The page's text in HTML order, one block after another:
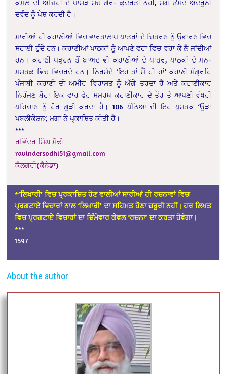
ਕਮਲ ਦੀ ਅਜਿਹੀ ਦੋ ਪਾਸੜ ਸੋਚ ਗੈਰ- ਕੁਦਰਤੀ ਨਹੀਂ, ਸਗੋਂ ਉਸਦੇ ਅੰਦਰੂਨੀ
ਦਵੰਦ ਨੂੰ ਪੇਸ਼ ਕਰਦੀ ਹੈ।
ਸਾਰੀਆਂ ਹੀ ਕਹਾਣੀਆਂ ਵਿਚ ਵਾਰਤਾਲਾਪ ਪਾਤਰਾਂ ਦੇ ਚਿਤਰਣ ਨੂੰ ਉਭਾਰਣ ਵਿਚ
ਸਹਾਈ ਹੁੰਦੇ ਹਨ। ਕਹਾਣੀਆਂ ਪਾਠਕਾਂ ਨੂੰ ਆਪਣੇ ਵਹਾ ਵਿਚ ਵਹਾ ਕੇ ਲੈ ਜਾਂਦੀਆਂ
ਹਨ। ਕਹਾਣੀ ਪੜ੍ਹਨ ਤੋਂ ਬਾਅਦ ਵੀ ਕਹਾਣੀਆਂ ਦੇ ਪਾਤਰ, ਪਾਠਕਾਂ ਦੇ ਮਨ-
ਮਸਤਕ ਵਿਚ ਵਿਚਰਦੇ ਹਨ। ਨਿਰਸੰਦੇ ‘ਇਹ ਤਾਂ ਮੈਂ ਹੀ ਹਾਂ’ ਕਹਾਣੀ ਸੰਗ੍ਰਹਿ
ਪੰਜਾਬੀ ਕਹਾਣੀ ਦੀ ਅਮੀਰ ਵਿਰਾਸਤ ਨੂੰ ਅੱਗੇ ਤੋਰਦਾ ਹੈ ਅਤੇ ਕਹਾਣੀਕਾਰ
ਨਿਰੰਜਣ ਬੋਹਾ ਇਕ ਵਾਰ ਫੇਰ ਸਮਰਥ ਕਹਾਣੀਕਾਰ ਦੇ ਤੌਰ ਤੇ ਆਪਣੀ ਵੱਖਰੀ
ਪਹਿਚਾਣ ਨੂੰ ਹੋਰ ਗੂੜੀ ਕਰਦਾ ਹੈ। 106 ਪੰਨਿਆ ਦੀ ਇਹ ਪੁਸਤਕ ‘ਊੜਾ
ਪਬਲੀਕੇਸ਼ਨ’, ਮੋਗਾ ਨੇ ਪ੍ਕਾਸ਼ਿਤ ਕੀਤੀ ਹੈ।
***
ਰਵਿੰਦਰ ਸਿੰਘ ਸੋਢੀ
ravindersodhi51@gmail.com
ਕੈਲਗਰੀ(ਕੈਨੇਡਾ)
*’ਲਿਖਾਰੀ’ ਵਿਚ ਪ੍ਰਕਾਸ਼ਿਤ ਹੋਣ ਵਾਲੀਆਂ ਸਾਰੀਆਂ ਹੀ ਰਚਨਾਵਾਂ ਵਿਚ
ਪ੍ਰਗਟਾਏ ਵਿਚਾਰਾਂ ਨਾਲ ‘ਲਿਖਾਰੀ’ ਦਾ ਸਹਿਮਤ ਹੋਣਾ ਜ਼ਰੂਰੀ ਨਹੀਂ। ਹਰ ਲਿਖਤ
ਵਿਚ ਪ੍ਰਗਟਾਏ ਵਿਚਾਰਾਂ ਦਾ ਜ਼ਿੰਮੇਵਾਰ ਕੇਵਲ ‘ਰਚਨਾ’ ਦਾ ਕਰਤਾ ਹੋਵੇਗਾ।
***
1597
About the author